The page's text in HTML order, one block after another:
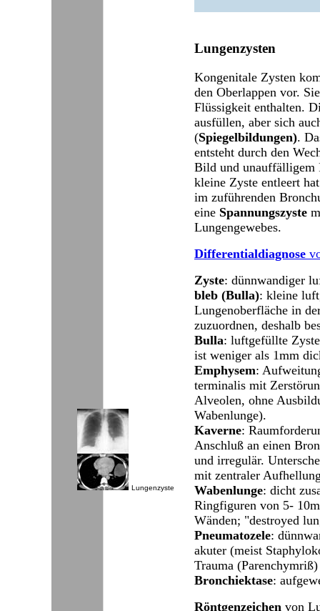
Lungenzyste
Lungenzysten
Kongenitale Zysten
den Oberlappen vor.
Flüssigkeit enthalten.
ausfüllen, aber sich
(Spiegelbildungen).
entsteht durch den
Bild und unauffälligem
kleine Zyste entleert
im zuführenden
eine Spannungszyste
Lungengewebes.
Differentialdiagnose
Zyste: dünnwandiger
bleb (Bulla): kleine
Lungenoberfläche in
zuzuordnen, deshalb
Bulla: luftgefüllte
ist weniger als 1mm
Emphysem:
terminalis mit
Alveolen, ohne
Wabenlunge).
Kaverne:
Anschluß an einen
und irregulär.
mit zentraler
Wabenlunge: dicht
Ringfiguren von 5-
Wänden; "destroyed
Pneumatozele:
akuter (meist
Trauma (Parenchymriß)
Bronchiektase:
Röntgenzeichen von